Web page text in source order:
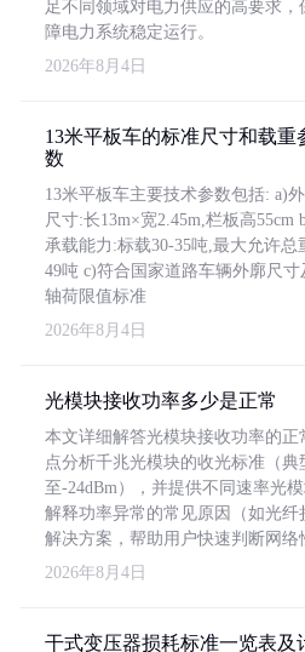
足不同领域对电力供应的高要求，
障电力系统稳定运行。
2026年8月4日
13米平板车的标准尺寸和载重
数
13米平板车主要技术参数包括: a)
尺寸:长13m×宽2.45m,栏板高55cm
承载能力:标载30-35吨,最大允许总
49吨 c)符合国家道路车辆外廓尺寸
轴荷限值标准
2026年8月4日
光模块接收功率多少是正常
本文详细解答光模块接收功率的
点分析千兆光模块的收光标准（典
至-24dBm），并提供不同速率光
解释功率异常的常见原因（如光纤
解决方案，帮助用户快速判断网络
2026年8月4日
干式变压器损耗标准一览表及